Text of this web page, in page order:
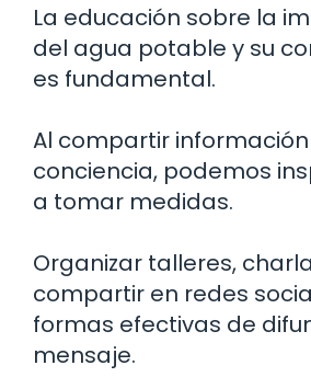
La educación sobre la
del agua potable y su
es fundamental.
Al compartir
conciencia, podemos
a tomar medidas.
Organizar talleres,
compartir en redes
formas efectivas de
mensaje.